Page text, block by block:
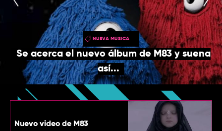
TOP
QUIÉNES SOMOS
CONTACTO
NUEVA MUSICA
Se acerca el nuevo álbum de M83 y suena
así...
Nuevo video de M83